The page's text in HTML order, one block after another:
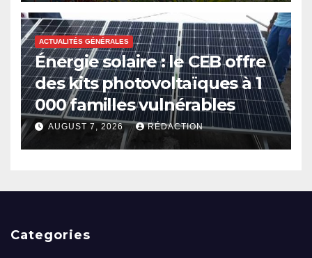
ACTUALITÉS GÉNÉRALES
Énergie solaire : le CEB offre
des kits photovoltaïques à 1
000 familles vulnérables
AUGUST 7, 2026 RÉDACTION
Categories